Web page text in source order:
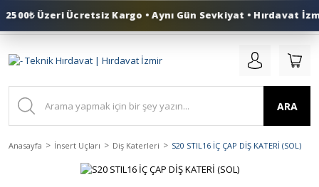
0 (553) 324 41 50
ARA
Anasayfa İnsert Uçları Diş Katerleri S20 STIL16 İÇ ÇAP DİŞ KATERİ (SOL)
Üzeri Ücretsiz Kargo • Aynı Gün Sevkiyat • Hırdavat